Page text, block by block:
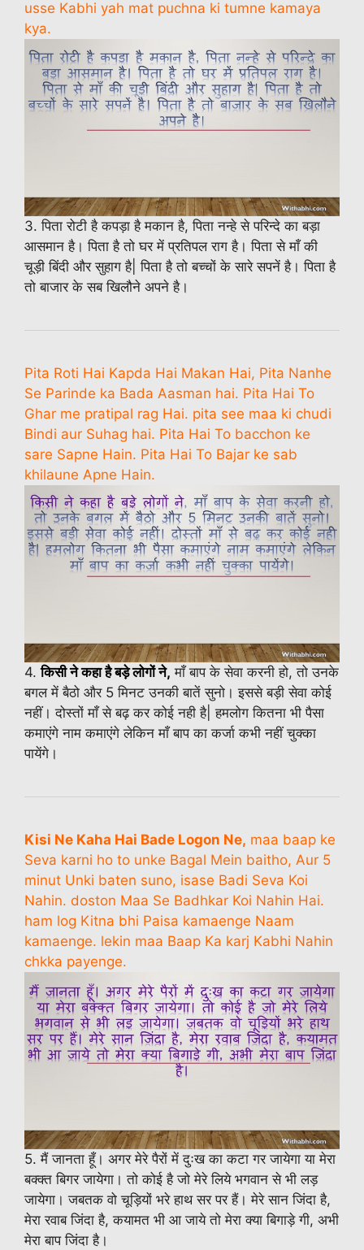
usse Kabhi yah mat puchna ki tumne kamaya
kya.
3. पिता रोटी है कपड़ा है मकान है, पिता नन्हे से परिन्दे का बड़ा
आसमान है। पिता है तो घर में प्रतिपल राग है। पिता से माँ की
चूड़ी बिंदी और सुहाग है| पिता है तो बच्चों के सारे सपनें है। पिता है
तो बाजार के सब खिलौने अपने है।
Pita Roti Hai Kapda Hai Makan Hai, Pita Nanhe
Se Parinde ka Bada Aasman hai. Pita Hai To
Ghar me pratipal rag Hai. pita see maa ki chudi
Bindi aur Suhag hai. Pita Hai To bacchon ke
sare Sapne Hain. Pita Hai To Bajar ke sab
khilaune Apne Hain.
4.किसी ने कहा है बड़े लोगों ने, माँ बाप के सेवा करनी हो, तो उनके
बगल में बैठो और 5 मिनट उनकी बातें सुनो। इससे बड़ी सेवा कोई
नहीं। दोस्तों माँ से बढ़ कर कोई नही है| हमलोग कितना भी पैसा
कमाएंगे नाम कमाएंगे लेकिन माँ बाप का कर्जा कभी नहीं चुक्का
पायेंगे।
Kisi Ne Kaha Hai Bade Logon Ne, maa baap ke
Seva karni ho to unke Bagal Mein baitho, Aur 5
minut Unki baten suno, isase Badi Seva Koi
Nahin. doston Maa Se Badhkar Koi Nahin Hai.
ham log Kitna bhi Paisa kamaenge Naam
kamaenge. lekin maa Baap Ka karj Kabhi Nahin
chkka payenge.
5. मैं जानता हूँ। अगर मेरे पैरों में दुःख का कटा गर जायेगा या मेरा
बक्क्त बिगर जायेगा। तो कोई है जो मेरे लिये भगवान से भी लड़
जायेगा। जबतक वो चूड़ियों भरे हाथ सर पर हैं। मेरे सान जिंदा है,
मेरा रवाब जिंदा है, कयामत भी आ जाये तो मेरा क्या बिगाड़े गी, अभी
मेरा बाप जिंदा है।